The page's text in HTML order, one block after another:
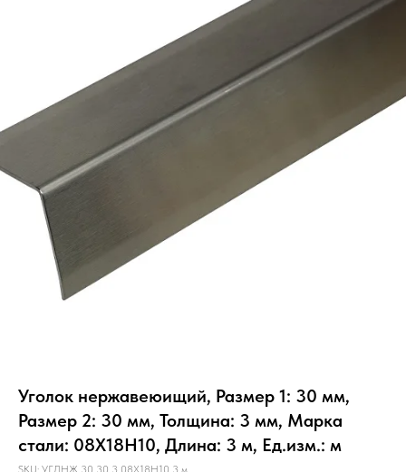
Уголок нержавеюищий, Размер 1: 30 мм,
Размер 2: 30 мм, Толщина: 3 мм, Марка
стали: 08Х18Н10, Длина: 3 м, Ед.изм.: м
SKU: УГЛНЖ 30 30 3 08Х18Н10 3 м